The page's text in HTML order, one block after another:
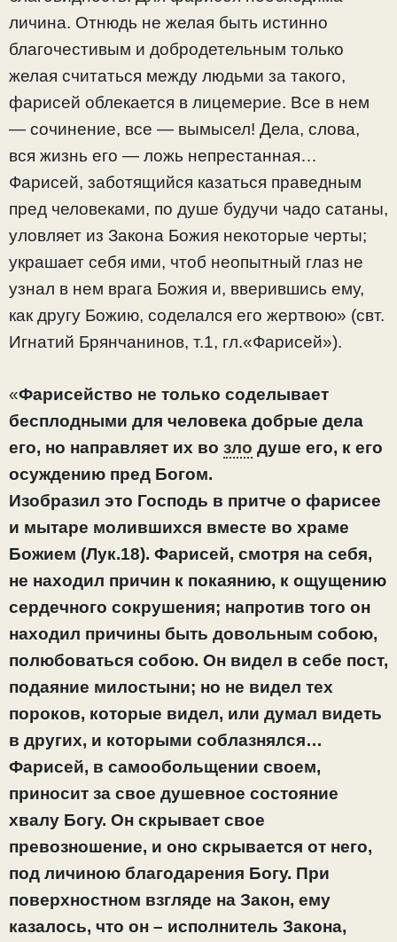
личина. Отнюдь не желая быть истинно
благочестивым и добродетельным только
желая считаться между людьми за такого,
фарисей облекается в лицемерие. Все в нем
— сочинение, все — вымысел! Дела, слова,
вся жизнь его — ложь непрестанная…
Фарисей, заботящийся казаться праведным
пред человеками, по душе будучи чадо сатаны,
уловляет из Закона Божия некоторые черты;
украшает себя ими, чтоб неопытный глаз не
узнал в нем врага Божия и, вверившись ему,
как другу Божию, соделался его жертвою» (свт.
Игнатий Брянчанинов, т.1, гл.«Фарисей»).
«Фарисейство не только соделывает
бесплодными для человека добрые дела
его, но направляет их во зло душе его, к его
осуждению пред Богом.
Изобразил это Господь в притче о фарисее
и мытаре молившихся вместе во храме
Божием (Лук.18). Фарисей, смотря на себя,
не находил причин к покаянию, к ощущению
сердечного сокрушения; напротив того он
находил причины быть довольным собою,
полюбоваться собою. Он видел в себе пост,
подаяние милостыни; но не видел тех
пороков, которые видел, или думал видеть
в других, и которыми соблазнялся…
Фарисей, в самообольщении своем,
приносит за свое душевное состояние
хвалу Богу. Он скрывает свое
превозношение, и оно скрывается от него,
под личиною благодарения Богу. При
поверхностном взгляде на Закон, ему
казалось, что он – исполнитель Закона,